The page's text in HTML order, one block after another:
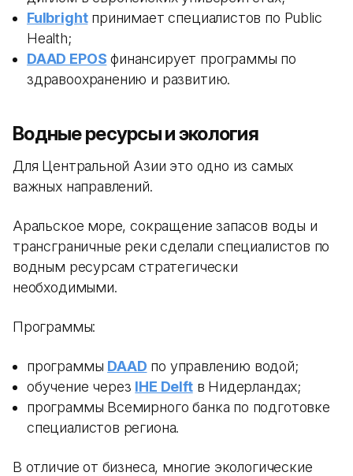
Fulbrightпринимает специалистов по Public
Health;
DAAD EPOS финансирует программы по
здравоохранению и развитию.
Водные ресурсы и экология
Для Центральной Азии это одно из самых
важных направлений.
Аральское море, сокращение запасов воды и
трансграничные реки сделали специалистов по
водным ресурсам стратегически
необходимыми.
Программы:
программы DAAD по управлению водой;
обучение через IHE Delftв Нидерландах;
программы Всемирного банка по подготовке
специалистов региона.
В отличие от бизнеса, многие экологические